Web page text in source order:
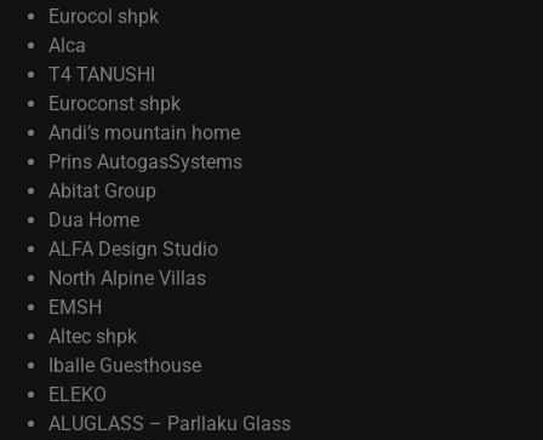
Eurocol shpk
Alca
T4 TANUSHI
Euroconst shpk
Andi’s mountain home
Prins AutogasSystems
Abitat Group
Dua Home
ALFA Design Studio
North Alpine Villas
EMSH
Altec shpk
Iballe Guesthouse
ELEKO
ALUGLASS – Parllaku Glass